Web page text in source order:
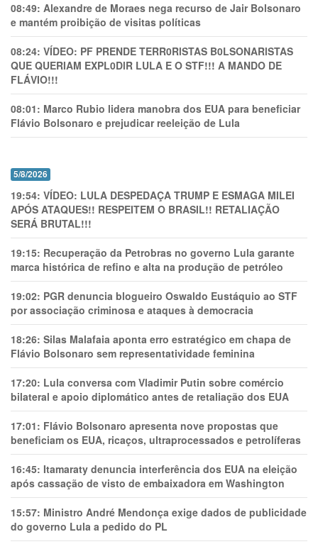
08:49: Alexandre de Moraes nega recurso de Jair Bolsonaro
e mantém proibição de visitas políticas
08:24: VÍDEO: PF PRENDE TERR0RlSTAS B0LSONARlSTAS
QUE QUERIAM EXPL0DlR LULA E O STF!!! A MANDO DE
FLÁVIO!!!
08:01: Marco Rubio lidera manobra dos EUA para beneficiar
Flávio Bolsonaro e prejudicar reeleição de Lula
5/8/2026
19:54: VÍDEO: LULA DESPEDAÇA TRUMP E ESMAGA MILEI
APÓS ATAQUES!! RESPEITEM O BRASIL!! RETALIAÇÃO
SERÁ BRUTAL!!!
19:15: Recuperação da Petrobras no governo Lula garante
marca histórica de refino e alta na produção de petróleo
19:02: PGR denuncia blogueiro Oswaldo Eustáquio ao STF
por associação criminosa e ataques à democracia
18:26: Silas Malafaia aponta erro estratégico em chapa de
Flávio Bolsonaro sem representatividade feminina
17:20: Lula conversa com Vladimir Putin sobre comércio
bilateral e apoio diplomático antes de retaliação dos EUA
17:01: Flávio Bolsonaro apresenta nove propostas que
beneficiam os EUA, ricaços, ultraprocessados e petrolíferas
16:45: Itamaraty denuncia interferência dos EUA na eleição
após cassação de visto de embaixadora em Washington
15:57: Ministro André Mendonça exige dados de publicidade
do governo Lula a pedido do PL